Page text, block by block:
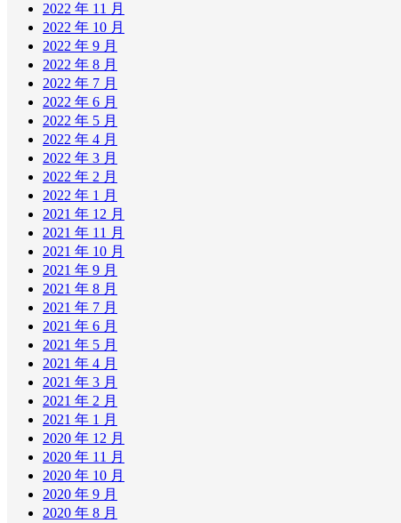
2022 年 11 月
2022 年 10 月
2022 年 9 月
2022 年 8 月
2022 年 7 月
2022 年 6 月
2022 年 5 月
2022 年 4 月
2022 年 3 月
2022 年 2 月
2022 年 1 月
2021 年 12 月
2021 年 11 月
2021 年 10 月
2021 年 9 月
2021 年 8 月
2021 年 7 月
2021 年 6 月
2021 年 5 月
2021 年 4 月
2021 年 3 月
2021 年 2 月
2021 年 1 月
2020 年 12 月
2020 年 11 月
2020 年 10 月
2020 年 9 月
2020 年 8 月